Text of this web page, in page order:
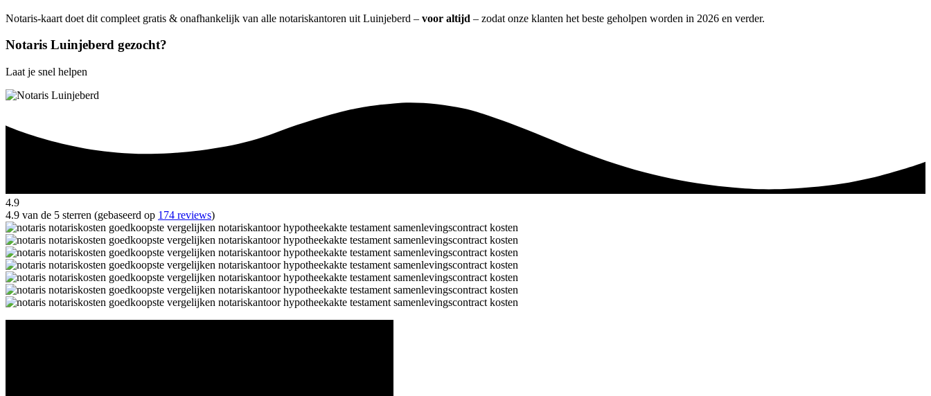
Notaris-kaart doet dit compleet gratis & onafhankelijk van alle notariskantoren uit Luinjeberd – voor altijd – zodat onze klanten het beste geholpen worden in 2026 en verder.
Notaris Luinjeberd gezocht?
Laat je snel helpen
4.9
4.9 van de 5 sterren (gebaseerd op 174 reviews)